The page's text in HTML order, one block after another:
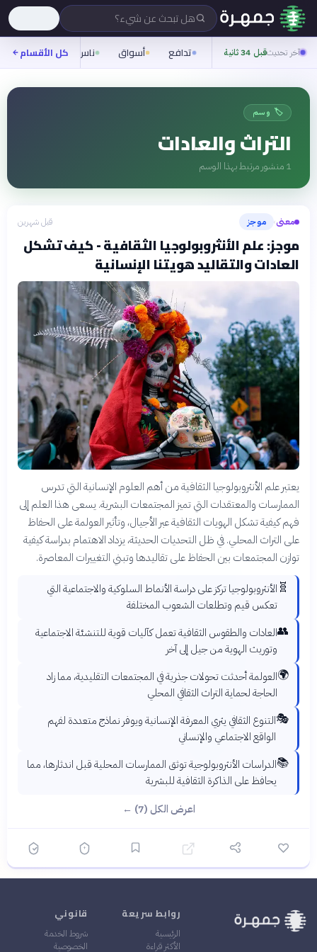
هل تبحث عن شيء؟
آخر تحديثقبل 34 ثانية تدافع أسواق ناس روح
كل الأقسام
🏷️ وسم
التراث والعادات
1 منشور مرتبط بهذا الوسم
معنى› موجز قبل شهرين
موجز: علم الأنثروبولوجيا الثقافية - كيف تشكل
العادات والتقاليد هويتنا الإنسانية
يعتبر علم الأنثروبولوجيا الثقافية من أهم العلوم الإنسانية التي تدرس
الممارسات والمعتقدات التي تميز المجتمعات البشرية. يسعى هذا العلم إلى
فهم كيفية تشكل الهويات الثقافية عبر الأجيال، وتأثير العولمة على الحفاظ
على التراث المحلي. في ظل التحديات الحديثة، يزداد الاهتمام بدراسة كيفية
توازن المجتمعات بين الحفاظ على تقاليدها وتبني التغييرات المعاصرة.
🧬 الأنثروبولوجيا تركز على دراسة الأنماط السلوكية والاجتماعية التي
تعكس قيم وتطلعات الشعوب المختلفة
👥العادات والطقوس الثقافية تعمل كآليات قوية للتنشئة الاجتماعية
وتوريث الهوية من جيل إلى آخر
🌍العولمة أحدثت تحولات جذرية في المجتمعات التقليدية، مما زاد
الحاجة لحماية التراث الثقافي المحلي
🎭التنوع الثقافي يثري المعرفة الإنسانية ويوفر نماذج متعددة لفهم
الواقع الاجتماعي والإنساني
📚الدراسات الأنثروبولوجية توثق الممارسات المحلية قبل اندثارها، مما
يحافظ على الذاكرة الثقافية للبشرية
اعرض الكل (7) ←
روابط سريعة
الرئيسية
الأكثر قراءة
قانوني
شروط الخدمة
الخصوصية